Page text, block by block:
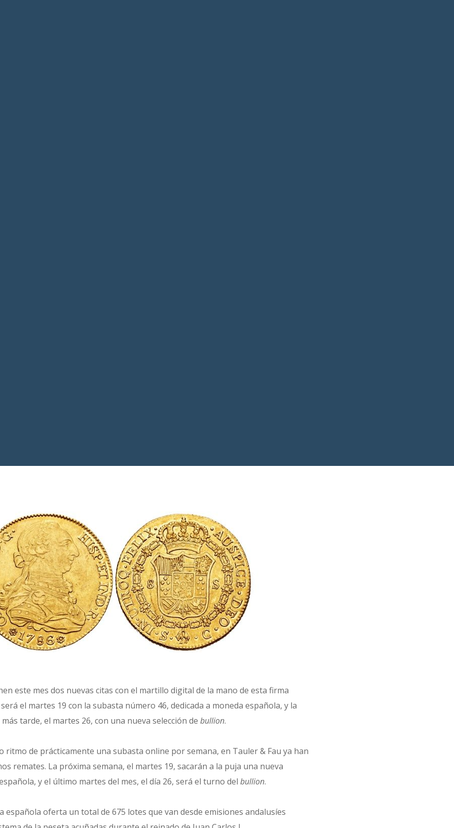
este mes dos nuevas citas con el martillo digital de la mano de esta firma
el martes 19 con la subasta número 46, dedicada a moneda española, y la
tarde, el martes 26, con una nueva selección de bullion.
ritmo de prácticamente una subasta online por semana, en Tauler & Fau ya han
remates. La próxima semana, el martes 19, sacarán a la puja una nueva
y el último martes del mes, el día 26, será el turno del bullion.
española oferta un total de 675 lotes que van desde emisiones andalusíes